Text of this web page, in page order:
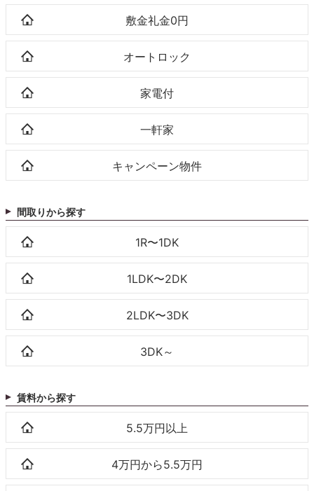
敷金礼金0円
オートロック
家電付
一軒家
キャンペーン物件
間取りから探す
1R〜1DK
1LDK〜2DK
2LDK〜3DK
3DK～
賃料から探す
5.5万円以上
4万円から5.5万円